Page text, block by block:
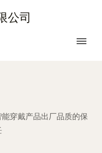
公司
能穿戴产品出厂品质的保